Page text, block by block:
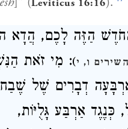
Leviticus 16:16
הַזֶּה לָכֶם, הֲדָא
ו, י): מִי זֹאת
דְבָרִים שֶׁל
כְּנֶגֶד אַרְבַּע גָּלֻיּוֹת,